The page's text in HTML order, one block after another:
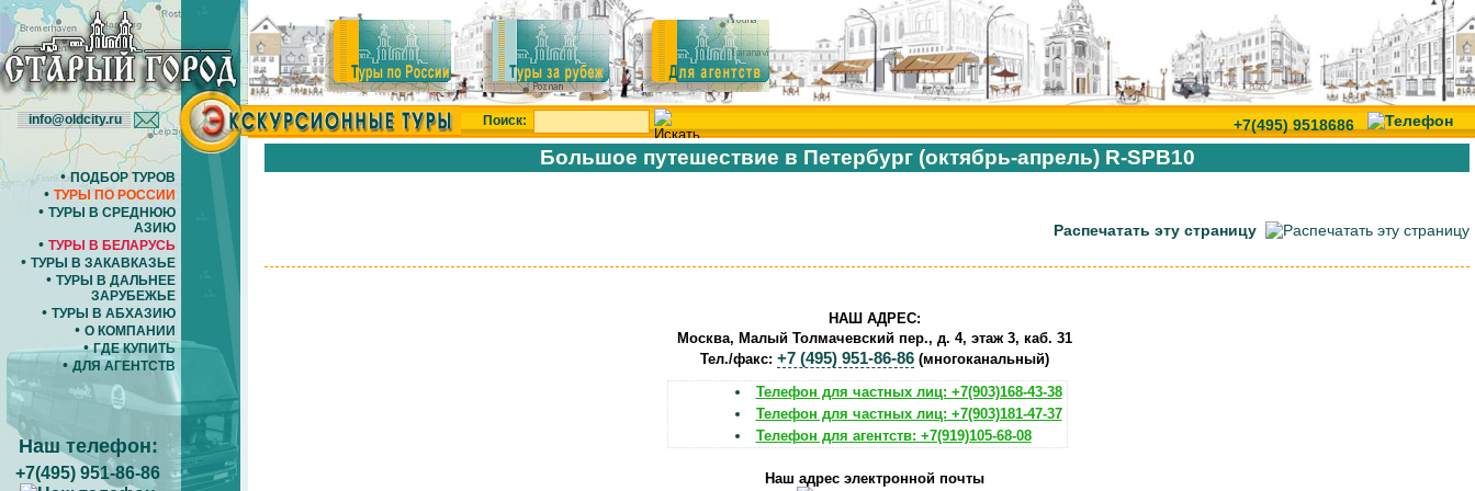
info@oldcity.ru
•ПОДБОР ТУРОВ
• ТУРЫ ПО РОССИИ
• ТУРЫ В СРЕДНЮЮ
АЗИЮ
• ТУРЫ В БЕЛАРУСЬ
• ТУРЫ В ЗАКАВКАЗЬЕ
• ТУРЫ В ДАЛЬНЕЕ
ЗАРУБЕЖЬЕ
• ТУРЫ В АБХАЗИЮ
• О КОМПАНИИ
•ГДЕ КУПИТЬ
• ДЛЯ АГЕНТСТВ
Наш телефон:
+7(495) 951-86-86
Поиск: +7(495) 9518686
Большое путешествие в Петербург (октябрь-апрель) R-SPB10
Распечатать эту страницу
НАШ АДРЕС:
Москва, Малый Толмачевский пер., д. 4, этаж 3, каб. 31
Тел./факс: +7 (495) 951-86-86(многоканальный)
Телефон для частных лиц: +7(903)168-43-38
Телефон для частных лиц: +7(903)181-47-37
Телефон для агентств: +7(919)105-68-08
Наш адрес электронной почты